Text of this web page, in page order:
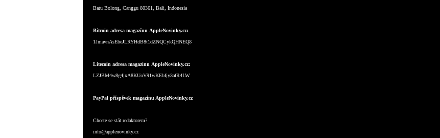
Batu Bolong, Canggu 80361, Bali, Indonesia
Bitcoin adresa magazínu AppleNovinky.cz:
1JmavnAsEbeJLRYHdB8t1dZNQCykQHNEQ8
Litecoin adresa magazínu AppleNovinky.cz:
LZJBM4w8g4jxA8KUoV91wKEbfjy3afR4LW
PayPal příspěvek magazínu AppleNovinky.cz
Chcete se stát redaktorem?
info@applenovinky.cz